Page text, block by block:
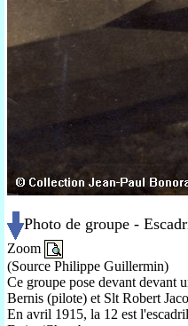
Photo de groupe -
Zoom
(Source Philippe Guillermin)
Ce groupe pose devant devant
Bernis (pilote) et Slt Robert
En avril 1915, la 12 est